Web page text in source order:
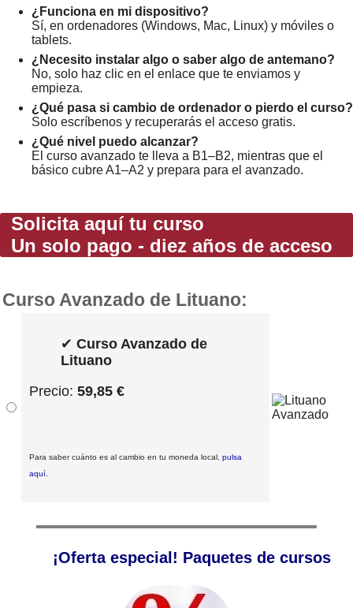
¿Funciona en mi dispositivo?
Sí, en ordenadores (Windows, Mac, Linux) y móviles o
tablets.
¿Necesito instalar algo o saber algo de antemano?
No, solo haz clic en el enlace que te enviamos y
empieza.
¿Qué pasa si cambio de ordenador o pierdo el curso?
Solo escríbenos y recuperarás el acceso gratis.
¿Qué nivel puedo alcanzar?
El curso avanzado te lleva a B1–B2, mientras que el
básico cubre A1–A2 y prepara para el avanzado.
Solicita aquí tu curso
Un solo pago - diez años de acceso
Curso Avanzado de Lituano:
✔ Curso Avanzado de
Lituano
Precio: 59,85 €
Para saber cuánto es al cambio en tu moneda local, pulsa
aquí.
¡Oferta especial! Paquetes de cursos